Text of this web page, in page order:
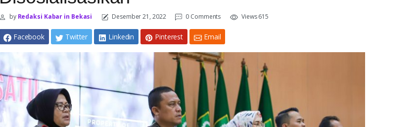
byRedaksi Kabar in Bekasi Desember 21, 2022 0 Comments Views 615
Facebook Twitter Linkedin Pinterest Email